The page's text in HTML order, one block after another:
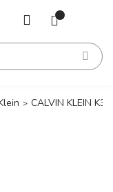
CALVIN KLEIN